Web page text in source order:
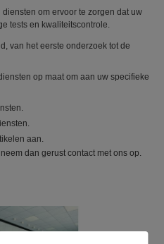
om ervoor te zorgen dat uw
tests en kwaliteitscontrole.
van het eerste onderzoek tot de
op maat om aan uw specifieke
aan.
dan gerust contact met ons op.